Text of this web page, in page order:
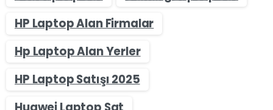
HP Laptop Alan Firmalar
Hp Laptop Alan Yerler
HP Laptop Satışı 2025